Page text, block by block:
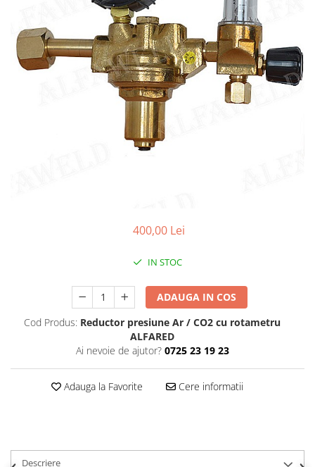
Magneti pentru sudura
Cablu sudura
Mese sudura
400,00 Lei
IN STOC
ADAUGA IN COS
Cod Produs: Reductor presiune Ar / CO2 cu rotametru
ALFARED
Ai nevoie de ajutor? 0725 23 19 23
Adauga la Favorite Cere informatii
Descriere